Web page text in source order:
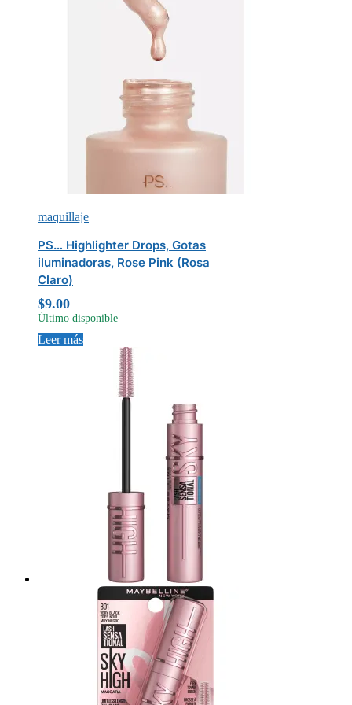
maquillaje
PS… Highlighter Drops, Gotas
iluminadoras, Rose Pink (Rosa
Claro)
$9.00
Último disponible
Leer más